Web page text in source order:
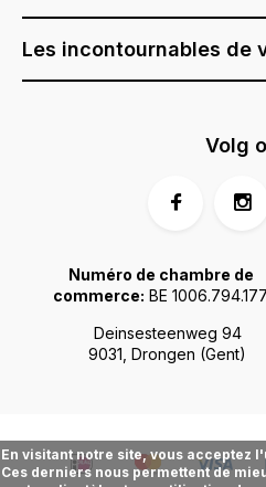
Les incontournables de
Deinsesteenweg 94
9031, Drongen (Gent)
Numéro de chambre de
commerce: BE 1006.794.177
Volg
En visitant notre site, vous acceptez
Ces derniers nous permettent de